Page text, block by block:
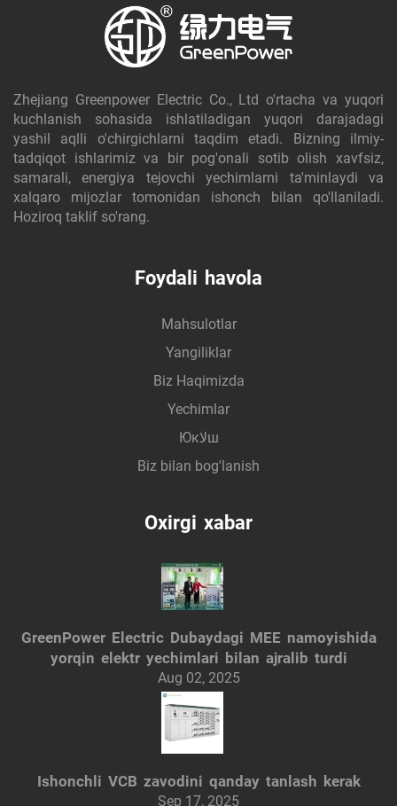
Zhejiang Greenpower Electric Co., Ltd o'rtacha va yuqori
kuchlanish sohasida ishlatiladigan yuqori darajadagi
yashil aqlli o'chirgichlarni taqdim etadi. Bizning ilmiy-
tadqiqot ishlarimiz va bir pog'onali sotib olish xavfsiz,
samarali, energiya tejovchi yechimlarni ta'minlaydi va
xalqaro mijozlar tomonidan ishonch bilan qo'llaniladi.
Hoziroq taklif so'rang.
Foydali havola
Mahsulotlar
Yangiliklar
Biz Haqimizda
Yechimlar
Юкلاш
Biz bilan bog'lanish
Oxirgi xabar
GreenPower Electric Dubaydagi MEE namoyishida
yorqin elektr yechimlari bilan ajralib turdi
Aug 02, 2025
Ishonchli VCB zavodini qanday tanlash kerak
Sep 17, 2025